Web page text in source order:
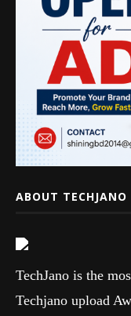
ABOUT TECHJANO
TechJano is the
Techjano upload